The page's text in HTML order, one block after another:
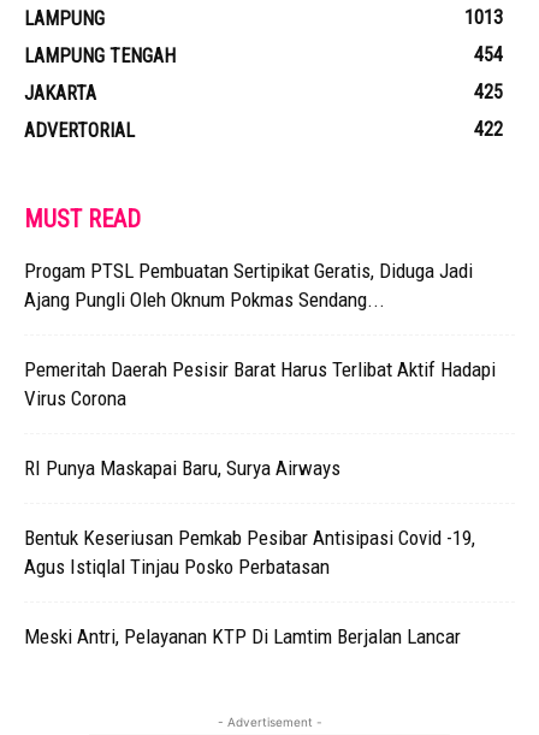
LAMPUNG
1013
LAMPUNG TENGAH
454
JAKARTA
425
ADVERTORIAL
422
MUST READ
Progam PTSL Pembuatan Sertipikat Geratis, Diduga Jadi
Ajang Pungli Oleh Oknum Pokmas Sendang...
Pemeritah Daerah Pesisir Barat Harus Terlibat Aktif Hadapi
Virus Corona
RI Punya Maskapai Baru, Surya Airways
Bentuk Keseriusan Pemkab Pesibar Antisipasi Covid -19,
Agus Istiqlal Tinjau Posko Perbatasan
Meski Antri, Pelayanan KTP Di Lamtim Berjalan Lancar
- Advertisement -